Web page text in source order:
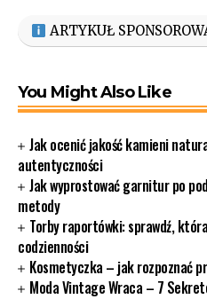
ARTYKUŁ
You Might Also Like
Jak ocenić jakość kamieni
autentyczności
Jak wyprostować garnitur po
metody
Torby raportówki: sprawdź,
codzienności
Kosmetyczka – jak rozpoznać
Moda Vintage Wraca – 7